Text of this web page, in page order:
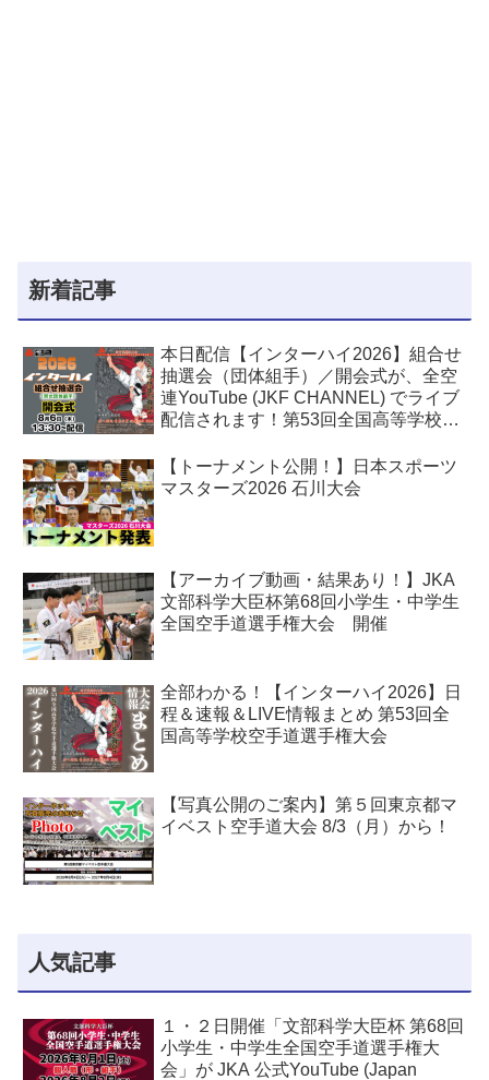
新着記事
本日配信【インターハイ2026】組合せ
抽選会（団体組手）／開会式が、全空
連YouTube (JKF CHANNEL) でライブ
配信されます！第53回全国高等学校空
【トーナメント公開！】日本スポーツ
マスターズ2026 石川大会
【アーカイブ動画・結果あり！】JKA
文部科学大臣杯第68回小学生・中学生
全国空手道選手権大会 開催
全部わかる！【インターハイ2026】日
程＆速報＆LIVE情報まとめ 第53回全
国高等学校空手道選手権大会
【写真公開のご案内】第５回東京都マ
イベスト空手道大会 8/3（月）から！
人気記事
１・２日開催「文部科学大臣杯 第68回
小学生・中学生全国空手道選手権大
会」が JKA 公式YouTube (Japan